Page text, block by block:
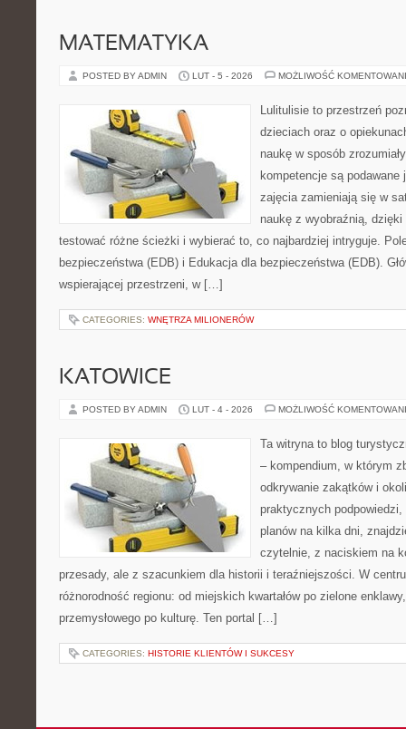
MATEMATYKA
POSTED BY ADMIN LUT - 5 - 2026 MOŻLIWOŚĆ
Lulitulisie to przestrzeń
dzieciach oraz o
naukę w sposób
kompetencje są
zajęcia zamieniają się w
naukę z wyobraźnią,
testować różne ścieżki i wybierać to, co najbardziej intryguje.
bezpieczeństwa (EDB) i Edukacja dla bezpieczeństwa (EDB).
wspierającej przestrzeni, w […]
CATEGORIES: WNĘTRZA MILIONERÓW
KATOWICE
POSTED BY ADMIN LUT - 4 - 2026 MOŻLIWOŚĆ
Ta witryna to blog
– kompendium, w którym
odkrywanie zakątków i
praktycznych
planów na kilka dni,
czytelnie, z naciskiem na
przesady, ale z szacunkiem dla historii i teraźniejszości. W
różnorodność regionu: od miejskich kwartałów po zielone
przemysłowego po kulturę. Ten portal […]
CATEGORIES: HISTORIE KLIENTÓW I SUKCESY